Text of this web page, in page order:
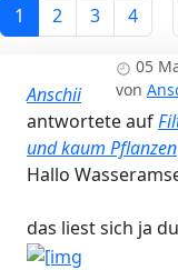
1 2 3 4
05
von
Anschii
antwortete auf
und kaum Pflanzen
Hallo
das liest sich ja